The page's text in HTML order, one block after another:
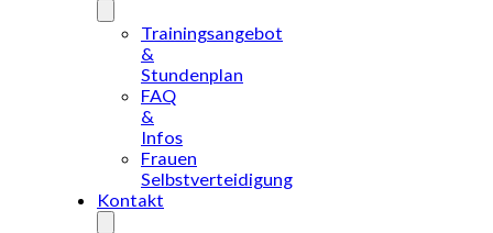
Trainingsangebot
&
Stundenplan
FAQ
&
Infos
Frauen
Selbstverteidigung
Kontakt